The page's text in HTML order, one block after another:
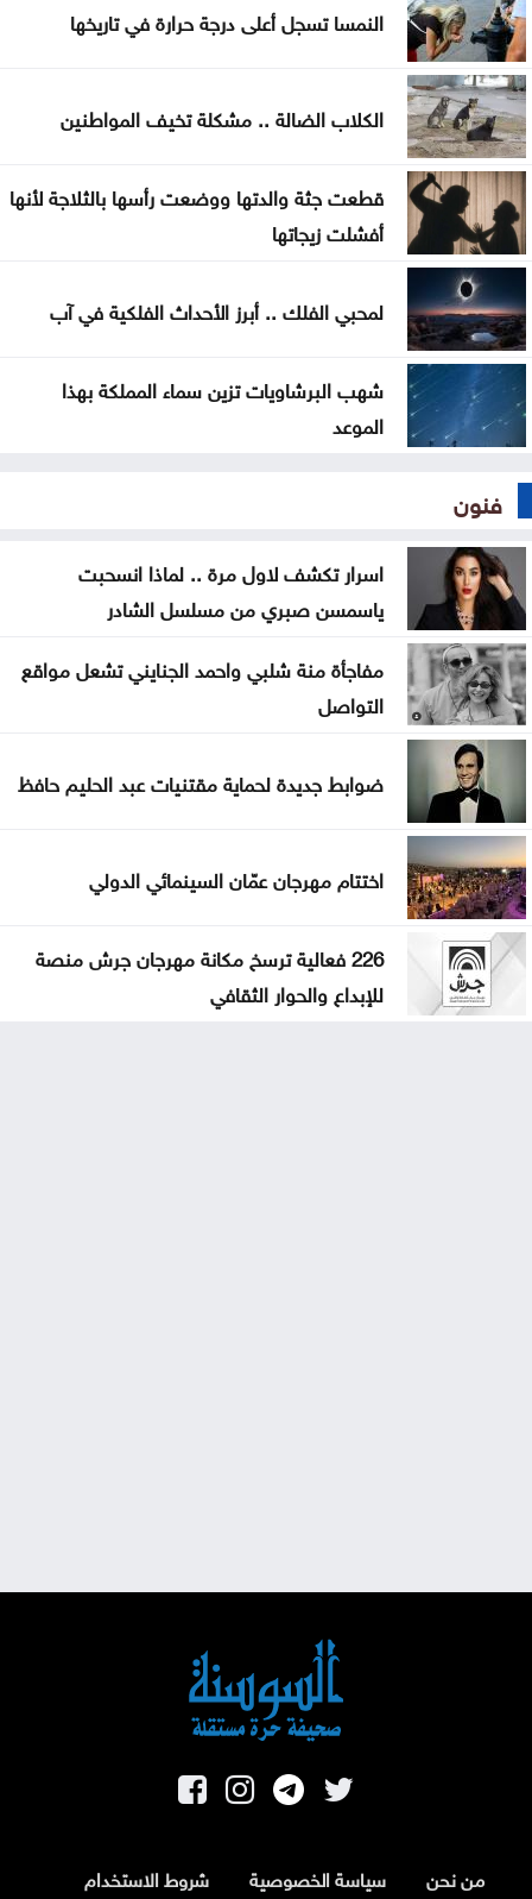
كافية؟
العنف ضد المرأة .. حق ام جريمة اختيار
النمسا تسجل أعلى درجة حرارة في تاريخها
الكلاب الضالة .. مشكلة تخيف المواطنين
قطعت جثة والدتها ووضعت رأسها بالثلاجة لأنها
أفشلت زيجاتها
لمحبي الفلك .. أبرز الأحداث الفلكية في آب
شهب البرشاويات تزين سماء المملكة بهذا
الموعد
فنون
اسرار تكشف لاول مرة .. لماذا انسحبت
ياسمسن صبري من مسلسل الشادر
مفاجأة منة شلبي واحمد الجنايني تشعل مواقع
التواصل
ضوابط جديدة لحماية مقتنيات عبد الحليم حافظ
اختتام مهرجان عمّان السينمائي الدولي
226 فعالية ترسخ مكانة مهرجان جرش منصة
للإبداع والحوار الثقافي
من نحن سياسة الخصوصية
شروط الاستخدام